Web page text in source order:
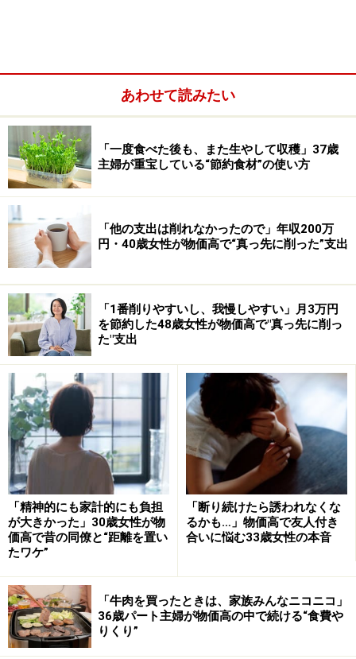
同じように時間をお金で買っていると、お金はすぐにな
くなるため注意が必要です。
ケース2：トイレや水回りが汚い
トイレや水回りが汚い人は、臭い物には蓋をするタイプ
です。わかってはいるけど、現状を見るのが怖いため、
届いた請求書もほったらかしにしていませんか？
お金や家計というちょっと面倒なことは、ついつい見て
見ぬふりをして後回しにするため、滞納や延滞利息が発
生し、損をすることが多いのも特徴です。
ケース3：とにかく物が多い
「物を買う・持つ」ことで満足して、実際に使い切るこ
あわせて読みたい
「一度食べた後も、また生やして収穫」37歳
主婦が重宝している“節約食材”の使い方
「他の支出は削れなかったので」年収200万
円・40歳女性が物価高で“真っ先に削った”支出
「1番削りやすいし、我慢しやすい」月3万円
を節約した48歳女性が物価高で"真っ先に削っ
た"支出
「精神的にも家計的にも負担
が大きかった」30歳女性が物
価高で昔の同僚と“距離を置い
たワケ”
「断り続けたら誘われなくな
るかも…」物価高で友人付き
合いに悩む33歳女性の本音
「牛肉を買ったときは、家族みんなニコニコ」
36歳パート主婦が物価高の中で続ける“食費や
りくり”